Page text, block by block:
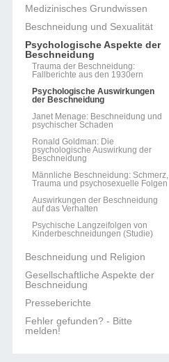
Medizinisches Grundwissen
Beschneidung und Sexualität
Psychologische Aspekte der
Beschneidung
Trauma der Beschneidung:
Fallberichte aus den 1930ern
Psychologische Auswirkungen
der Beschneidung
Janet Menage: Beschneidung und
psychischer Schaden
Ronald Goldman: Die
psychologische Auswirkung der
Beschneidung
Männliche Beschneidung: Schmerz,
Trauma und psychosexuelle Folgen
Auswirkungen der Beschneidung
auf das Verhalten
Psychische Langzeifolgen von
Kinderbeschneidungen (Studie)
Beschneidung und Religion
Gesellschaftliche Aspekte der
Beschneidung
Presseberichte
Fehler gefunden? - Bitte
melden!